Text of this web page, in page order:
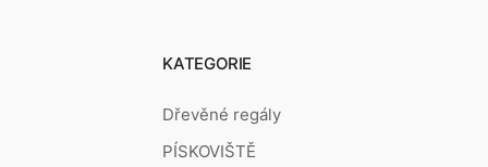
KATEGORIE
Dřevěné regály
PÍSKOVIŠTĚ